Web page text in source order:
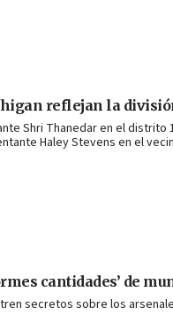
reflejan la
Shri Thanedar en el
Haley Stevens en el
cantidades’ de
secretos sobre los